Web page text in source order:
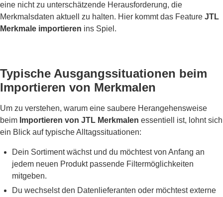
eine nicht zu unterschätzende Herausforderung, die
Merkmalsdaten aktuell zu halten. Hier kommt das Feature JTL
Merkmale importieren ins Spiel.
Typische Ausgangssituationen beim
Importieren von Merkmalen
Um zu verstehen, warum eine saubere Herangehensweise
beim Importieren von JTL Merkmalen essentiell ist, lohnt sich
ein Blick auf typische Alltagssituationen:
Dein Sortiment wächst und du möchtest von Anfang an
jedem neuen Produkt passende Filtermöglichkeiten
mitgeben.
Du wechselst den Datenlieferanten oder möchtest externe